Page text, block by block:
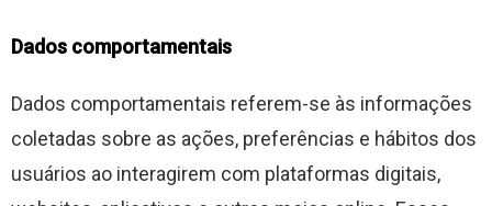
Dados comportamentais
Dados comportamentais referem-se às informações
coletadas sobre as ações, preferências e hábitos dos
usuários ao interagirem com plataformas digitais,